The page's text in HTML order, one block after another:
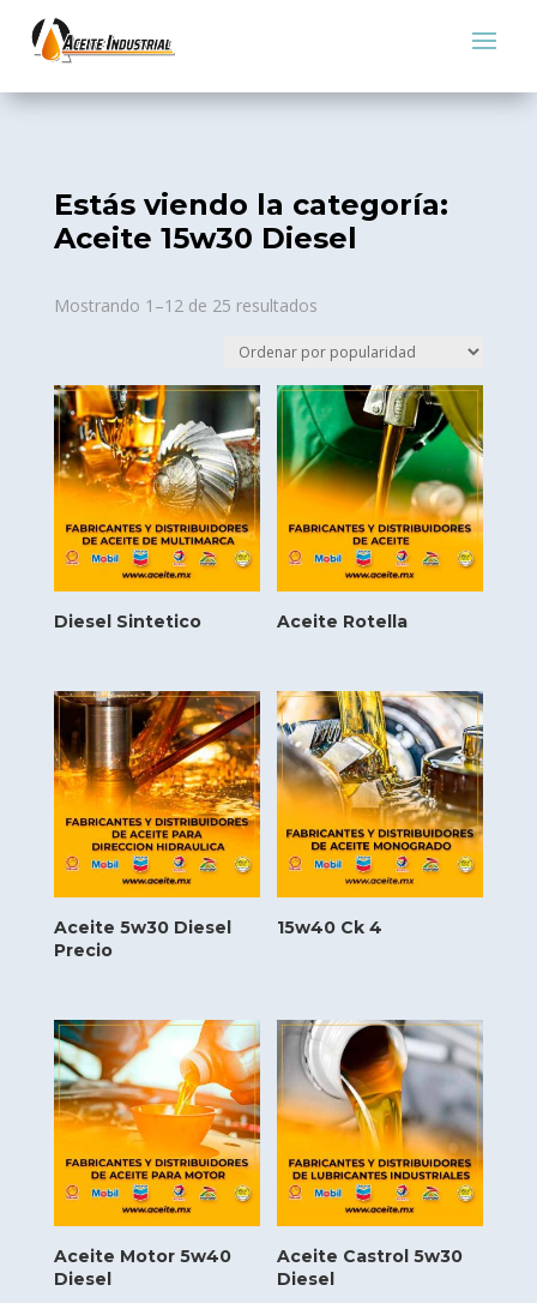
Estás viendo la categoría:
Aceite 15w30 Diesel
Mostrando 1–12 de 25 resultadosSorted
popularity
Diesel Sintetico Aceite Rotella
Aceite 5w30 Diesel
Precio
15w40 Ck 4
Aceite Motor 5w40
Diesel
Aceite Castrol 5w30
Diesel